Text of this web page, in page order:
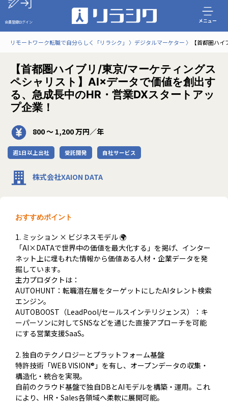
会員登録ログイン メニュー
リモートワーク転職で自分らしく「リラシク」 デジタルマーケター 【首都圏ハ
【首都圏ハイブリ/東京/マーケティングス
ペシャリスト】AI×データで価値を創出す
る、急成長中のHR・営業DXスタートアッ
プ企業！
800 〜 1,200 万円／年
週1日以上出社 受託開発 自社サービス
株式会社XAION DATA
おすすめポイント
1. ミッション × ビジネスモデル 🌍
「AI×DATAで世界中の価値を最大化する」を掲げ、インター
ネット上に埋もれた情報から価値ある人材・企業データを発
掘しています。
主力プロダクトは：
AUTOHUNT：転職潜在層をターゲットにしたAIタレント検索
エンジン。
AUTOBOOST（LeadPool/セールスインテリジェンス）：キ
ーパーソンに対してSNSなどを通じた直接アプローチを可能
にする営業支援SaaS。
2. 独自のテクノロジーとプラットフォーム基盤
特許技術「WEB VISION®」を有し、オープンデータの収集・
構造化・統合を実現。
自前のクラウド基盤で独自DBとAIモデルを構築・運用。これ
により、HR・Sales各領域へ柔軟に展開可能。